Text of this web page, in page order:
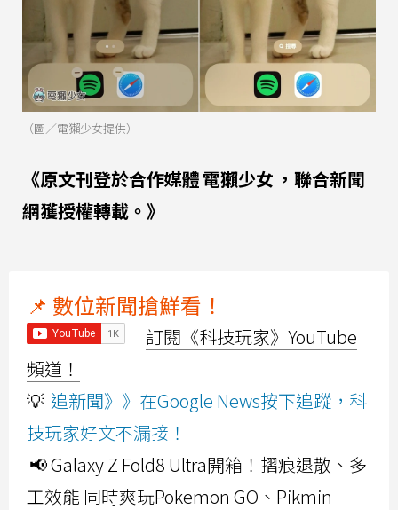
（圖／電獺少女提供）
《原文刊登於合作媒體電獺少女 ，聯合新聞
網獲授權轉載。》
📌 數位新聞搶鮮看！
訂閱《科技玩家》YouTube
頻道！
💡 追新聞》》在Google News按下追蹤，科
技玩家好文不漏接！
📢 Galaxy Z Fold8 Ultra開箱！摺痕退散、多
工效能 同時爽玩Pokemon GO、Pikmin